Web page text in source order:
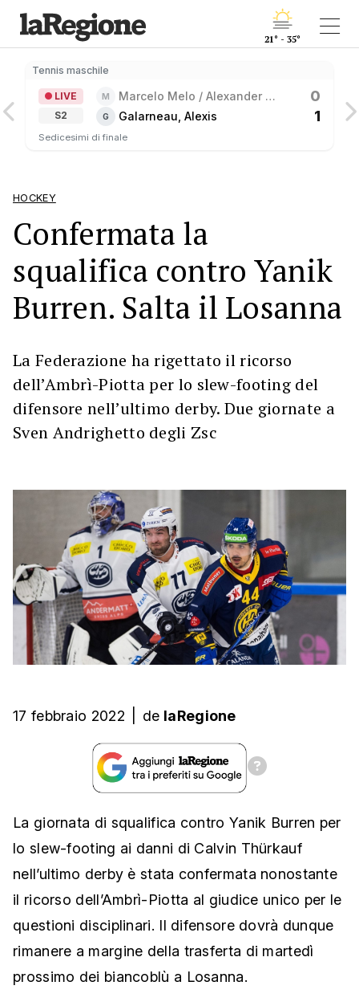
21° - 35°
Tennis maschile
LIVE
S2
M
Marcelo Melo / Alexander
Zverev
0
G Galarneau, Alexis 1
Sedicesimi di finale
HOCKEY
Confermata la
squalifica contro Yanik
Burren. Salta il Losanna
La Federazione ha rigettato il ricorso
dell’Ambrì-Piotta per lo slew-footing del
difensore nell’ultimo derby. Due giornate a
Sven Andrighetto degli Zsc
17 febbraio 2022 de laRegione
La giornata di squalifica contro Yanik Burren per
lo slew-footing ai danni di Calvin Thürkauf
nell’ultimo derby è stata confermata nonostante
il ricorso dell’Ambrì-Piotta al giudice unico per le
questioni disciplinari. Il difensore dovrà dunque
rimanere a margine della trasferta di martedì
prossimo dei biancoblù a Losanna.